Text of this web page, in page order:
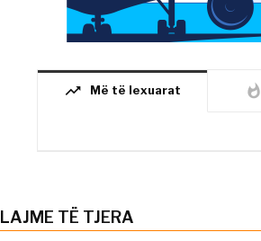
trending_up Më të lexuarat whatshot
LAJME TË TJERA